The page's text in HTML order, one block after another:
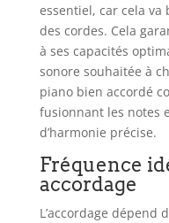
essentiel, car cela
des cordes. Cela
à ses capacités
sonore souhaitée à
piano bien accordé
fusionnant les notes
d’harmonie précise.
Fréquence
accordage
L’accordage